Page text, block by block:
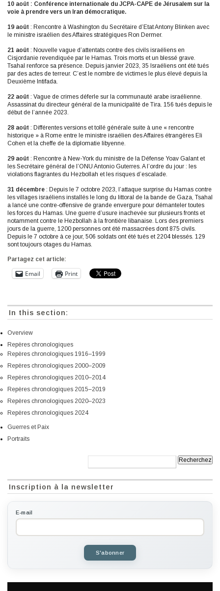
10 août : Conférence internationale du JCPA-CAPE de Jérusalem sur la
voie à prendre vers un Iran démocratique.
19 août : Rencontre à Washington du Secrétaire d’Etat Antony Blinken avec
le ministre israélien des Affaires stratégiques Ron Dermer.
21 août : Nouvelle vague d’attentats contre des civils israéliens en
Cisjordanie revendiquée par le Hamas. Trois morts et un blessé grave.
Tsahal renforce sa présence. Depuis janvier 2023, 35 Israéliens ont été tués
par des actes de terreur. C’est le nombre de victimes le plus élevé depuis la
Deuxième Intifada.
22 août : Vague de crimes déferle sur la communauté arabe israélienne.
Assassinat du directeur général de la municipalité de Tira. 156 tués depuis le
début de l’année 2023.
28 août : Différentes versions et tollé générale suite à une « rencontre
historique » à Rome entre le ministre israélien des Affaires étrangères Eli
Cohen et la cheffe de la diplomatie libyenne.
29 août : Rencontre à New-York du ministre de la Défense Yoav Galant et
les Secrétaire général de l’ONU Antonio Guterres. A l’ordre du jour : les
violations flagrantes du Hezbollah et les risques d’escalade.
31 décembre : Depuis le 7 octobre 2023, l’attaque surprise du Hamas contre
les villages israéliens installés le long du littoral de la bande de Gaza, Tsahal
a lancé une contre-offensive de grande envergure pour démanteler toutes
les forces du Hamas. Une guerre d’usure inachevée sur plusieurs fronts et
notamment contre le Hezbollah à la frontière libanaise. Lors des premiers
jours de la guerre, 1200 personnes ont été massacrées dont 875 civils.
Depuis le 7 octobre à ce jour, 506 soldats ont été tués et 2204 blessés. 129
sont toujours otages du Hamas.
Partagez cet article:
Email Print
In this section:
Overview
Repères chronologiques
Repères chronologiques 1916–1999
Repères chronologiques 2000–2009
Repères chronologiques 2010–2014
Repères chronologiques 2015–2019
Repères chronologiques 2020–2023
Repères chronologiques 2024
Guerres et Paix
Portraits
Inscription à la newsletter
E-mail
S'abonner